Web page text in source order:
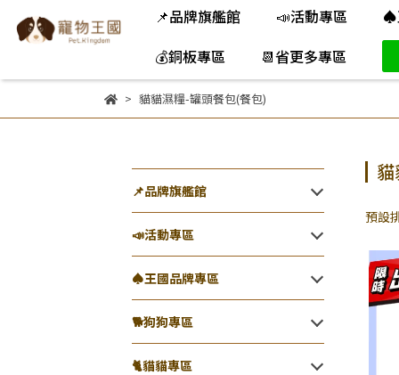
📌品牌旗艦館 📣活動專區 ♠
💰銅板專區
📆省更多專區
貓貓濕糧-罐頭餐包(餐包)
📌品牌旗艦館
📣活動專區
♠王國品牌專區
🐕️狗狗專區
🐈️貓貓專區
預設